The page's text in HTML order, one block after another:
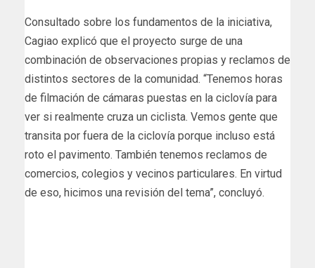
Consultado sobre los fundamentos de la iniciativa,
Cagiao explicó que el proyecto surge de una
combinación de observaciones propias y reclamos de
distintos sectores de la comunidad. “Tenemos horas
de filmación de cámaras puestas en la ciclovía para
ver si realmente cruza un ciclista. Vemos gente que
transita por fuera de la ciclovía porque incluso está
roto el pavimento. También tenemos reclamos de
comercios, colegios y vecinos particulares. En virtud
de eso, hicimos una revisión del tema”, concluyó.